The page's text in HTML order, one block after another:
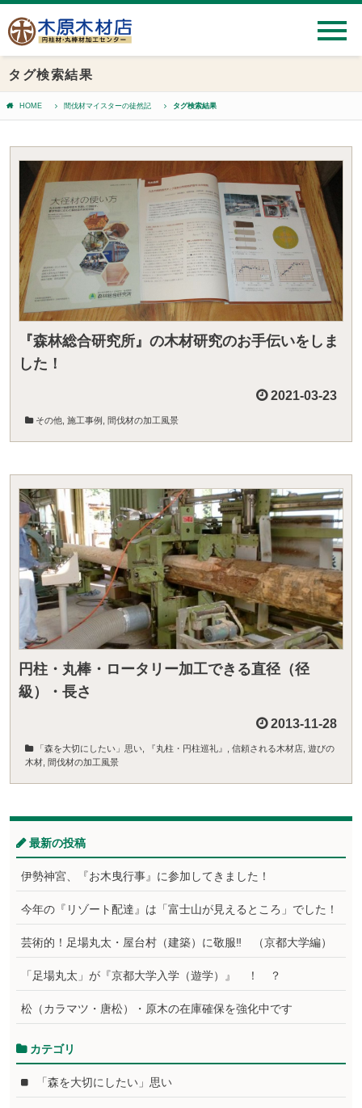
タグ検索結果
HOME 間伐材マイスターの徒然記 タグ検索結果
『森林総合研究所』の木材研究のお手伝いをしま
した！
2021-03-23
その他 施工事例 間伐材の加工風景
円柱・丸棒・ロータリー加工できる直径（径
級）・長さ
2013-11-28
「森を大切にしたい」思い 『丸柱・円柱巡礼』 信頼される木材店 遊びの
木材 間伐材の加工風景
最新の投稿
伊勢神宮、『お木曳行事』に参加してきました！
今年の『リゾート配達』は「富士山が見えるところ」でした！
芸術的！足場丸太・屋台村（建築）に敬服‼ （京都大学編）
「足場丸太」が『京都大学入学（遊学）』 ！ ？
松（カラマツ・唐松）・原木の在庫確保を強化中です
カテゴリ
「森を大切にしたい」思い